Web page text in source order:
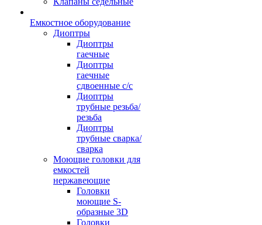
Емкостное оборудование
Диоптры
Диоптры
гаечные
Диоптры
гаечные
сдвоенные c/c
Диоптры
трубные резьба/
резьба
Диоптры
трубные сварка/
сварка
Моющие головки для
емкостей
нержавеющие
Головки
моющие S-
образные 3D
Головки